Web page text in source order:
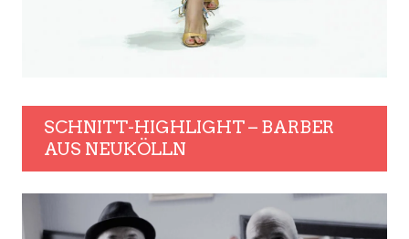
SCHNITT-HIGHLIGHT – BARBER
AUS NEUKÖLLN